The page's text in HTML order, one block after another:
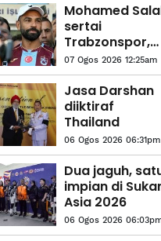
Mohamed
sertai
Trabzonspor,
terima €17 juta
semusim
07 Ogos 2026 12:25am
Jasa Darshan
diiktiraf
Thailand
06 Ogos 2026 06:31pm
Dua jaguh,
impian di
Asia 2026
06 Ogos 2026